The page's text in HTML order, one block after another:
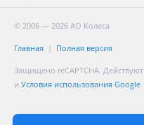
© 2006 — 2026 АО Колеса
Главная Полная версия
Защищено reCAPTCHA. Действуют
и Условия использования Google